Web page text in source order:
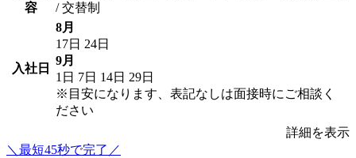
容
/ 交替制
入社日
8月
17日 24日
9月
1日 7日 14日 29日
※目安になります、表記なしは面接時にご相談く
ださい
詳細を表示
＼最短45秒で完了／